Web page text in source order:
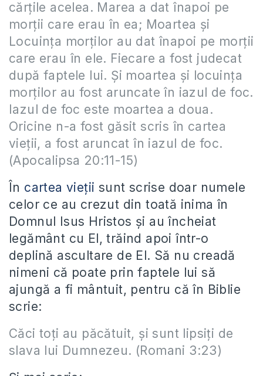
cărţile acelea. Marea a dat înapoi pe
morţii care erau în ea; Moartea şi
Locuinţa morţilor au dat înapoi pe morţii
care erau în ele. Fiecare a fost judecat
după faptele lui. Şi moartea şi locuinţa
morţilor au fost aruncate în iazul de foc.
Iazul de foc este moartea a doua.
Oricine n-a fost găsit scris în cartea
vieţii, a fost aruncat în iazul de foc.
(Apocalipsa 20:11-15)
În cartea vieţii sunt scrise doar numele
celor ce au crezut din toată inima în
Domnul Isus Hristos şi au încheiat
legământ cu El, trăind apoi într-o
deplină ascultare de El. Să nu creadă
nimeni că poate prin faptele lui să
ajungă a fi mântuit, pentru că în Biblie
scrie:
Căci toţi au păcătuit, şi sunt lipsiţi de
slava lui Dumnezeu. (Romani 3:23)